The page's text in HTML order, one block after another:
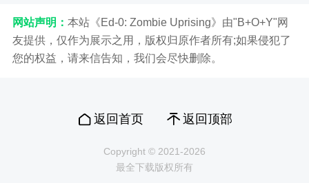
网站声明： 本站《Ed-0: Zombie Uprising》由"B+O+Y"网
友提供，仅作为展示之用，版权归原作者所有;如果侵犯了
您的权益，请来信告知，我们会尽快删除。
返回首页 返回顶部
Copyright © 2021-2026
最全下载版权所有